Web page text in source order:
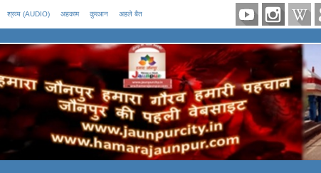
श्रव्य (AUDIO) अहकाम कुरआन अहले बैत